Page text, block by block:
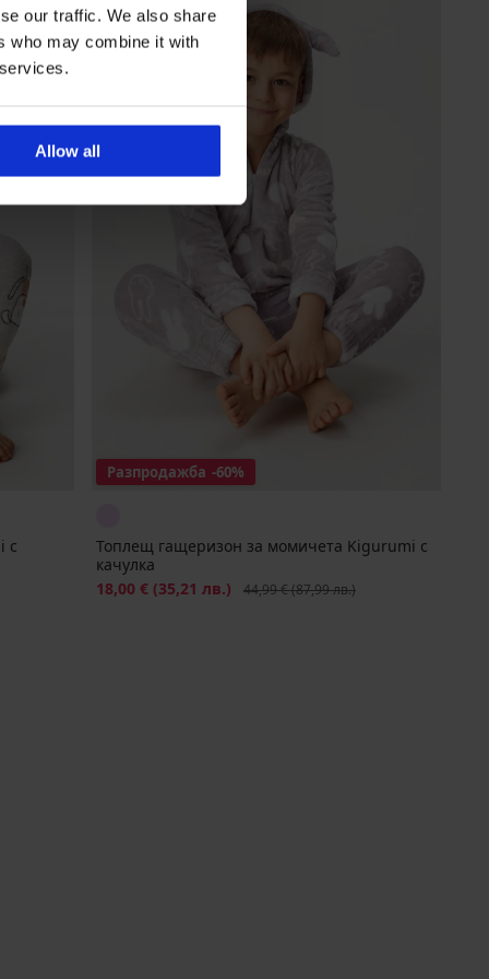
our traffic. We also share
who may combine it with
Allow all
с
Разпродажба -60%
Топлещ гащеризон за момичета Kigurumi с
качулка
Намаление
18,00 € (35,21 лв.) Първоначална цена
44,99 €(87,99 лв.)